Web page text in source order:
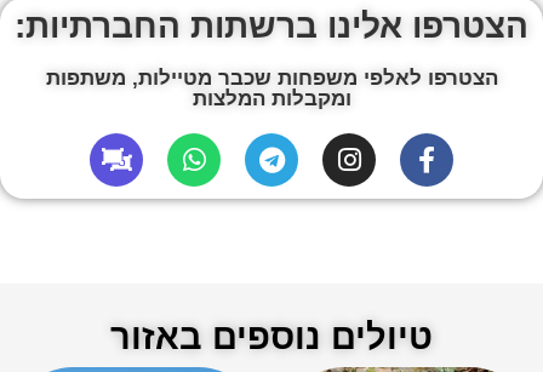
הצטרפו אלינו ברשתות החברתיות:
הצטרפו לאלפי משפחות שכבר מטיילות, משתפות
ומקבלות המלצות
טיולים נוספים באזור